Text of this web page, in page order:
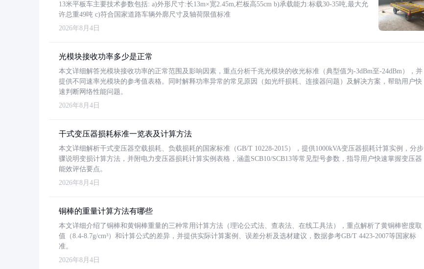
13米平板车主要技术参数包括: a)外形尺寸:长13m×宽2.45m,栏板高55cm b)承载能力:标载30-35吨,最大允
许总重49吨 c)符合国家道路车辆外廓尺寸及轴荷限值标准
2026年8月4日
光模块接收功率多少是正常
本文详细解答光模块接收功率的正常范围及影响因素，重点分析千兆光模块的收光标准（典型值为-3dBm至-24dBm），并
提供不同速率光模块的参考值表格。同时解释功率异常的常见原因（如光纤损耗、连接器问题）及解决方案，帮助用户快
速判断网络性能问题。
2026年8月4日
干式变压器损耗标准一览表及计算方法
本文详细解析干式变压器空载损耗、负载损耗的国家标准（GB/T 10228-2015），提供1000kVA变压器损耗计算实例，分步
骤说明变损计算方法，并附电力变压器损耗计算实例表格，涵盖SCB10/SCB13等常见型号参数，指导用户快速掌握变压器
能效评估要点。
2026年8月4日
铜棒的重量计算方法有哪些
本文详细介绍了铜棒和黄铜棒重量的三种常用计算方法（理论公式法、查表法、在线工具法），重点解析了黄铜棒密度取
值（8.4-8.7g/cm³）和计算公式的差异，并提供实际计算案例、误差分析及选材建议，数据参考GB/T 4423-2007等国家标
准。
2026年8月4日